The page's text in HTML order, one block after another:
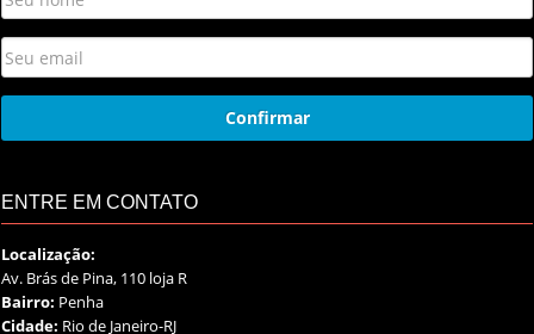
ENTRE EM CONTATO
Localização:
Av. Brás de Pina, 110 loja R
Bairro: Penha
Cidade: Rio de Janeiro-RJ